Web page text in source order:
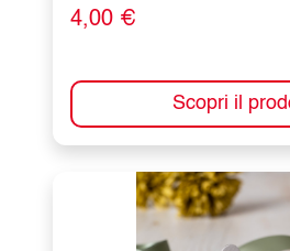
4,00 €
Scopri il